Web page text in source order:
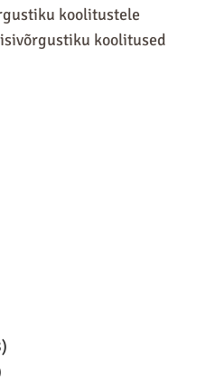
koolitustele
koolitused